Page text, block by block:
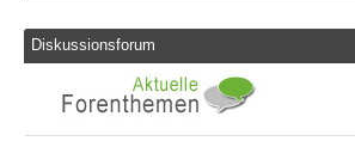
Diskussionsforum